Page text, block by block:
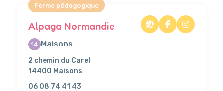
Ferme pédagogique
Alpaga Normandie
14 Maisons
2 chemin du Carel
14400 Maisons
06 08 74 41 43